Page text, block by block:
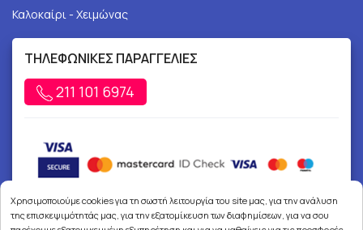
Καλοκαίρι - Χειμώνας
ΤΗΛΕΦΩΝΙΚΕΣ ΠΑΡΑΓΓΕΛΙΕΣ
211 101 6974
Χρησιμοποιούμε cookies για τη σωστή λειτουργία του site μας, για την ανάλυση
της επισκεψιμότητάς μας, για την εξατομίκευση των διαφημίσεων, για να σου